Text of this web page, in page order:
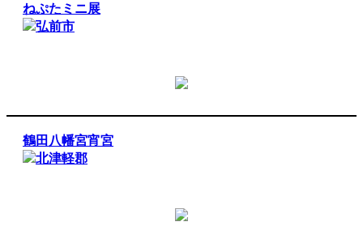
ねぷたミニ展
弘前市
鶴田八幡宮宵宮
北津軽郡